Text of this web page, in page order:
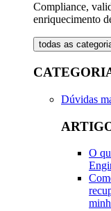
Compliance,
enriquecimento
todas as
Dúvidas
O